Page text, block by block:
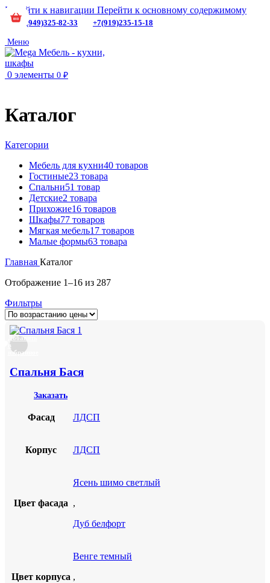
Перейти к навигации Перейти к основному содержимому
+7(949)325-82-33 +7(919)235-15-18
Меню
0 элементы 0 ₽
Каталог
Категории
Мебель для кухни40 товаров
Гостиные23 товара
Спальни51 товар
Детские2 товара
Прихожие16 товаров
Шкафы77 товаров
Мягкая мебель17 товаров
Малые формы63 товара
Главная Каталог
Отображение 1–16 из 287
Фильтры
Добавить
в
избранное
Спальня Бася
Заказать
Фасад ЛДСП
Корпус ЛДСП
Цвет фасада
Ясень шимо светлый
,
Дуб белфорт
Цвет корпуса
Венге темный
,